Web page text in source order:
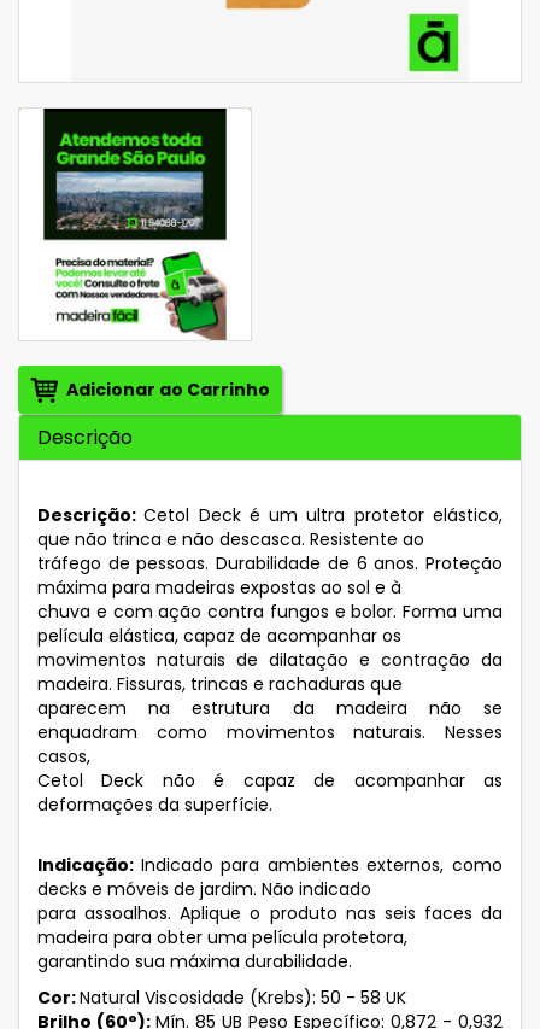
Adicionar ao Carrinho
Descrição
Descrição:Cetol Deck é um ultra protetor elástico,
que não trinca e não descasca. Resistente ao
tráfego de pessoas. Durabilidade de 6 anos. Proteção
máxima para madeiras expostas ao sol e à
chuva e com ação contra fungos e bolor. Forma uma
película elástica, capaz de acompanhar os
movimentos naturais de dilatação e contração da
madeira. Fissuras, trincas e rachaduras que
aparecem na estrutura da madeira não se
enquadram como movimentos naturais. Nesses
casos,
Cetol Deck não é capaz de acompanhar as
deformações da superfície.
Indicação: Indicado para ambientes externos, como
decks e móveis de jardim. Não indicado
para assoalhos. Aplique o produto nas seis faces da
madeira para obter uma película protetora,
garantindo sua máxima durabilidade.
Cor:Natural Viscosidade (Krebs): 50 - 58 UK
Brilho (60°): Mín. 85 UB Peso Específico: 0,872 - 0,932